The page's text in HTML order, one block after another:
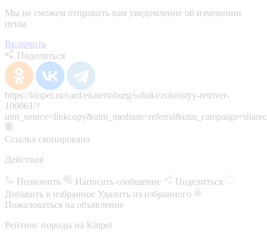
Мы не сможем отправить вам уведомление об изменении
цены
Включить
Поделиться
https://kinpet.ru/card/ekaterinburg/sobaki/zolotistyy-retriver-
100061/?
Ссылка скопирована
Действия
Позвонить Написать сообщение
Поделиться
Добавить в избранное Удалить из избранного
Пожаловаться на объявление
Рейтинг породы на Kinpet